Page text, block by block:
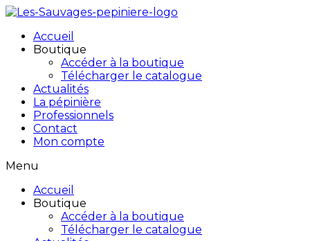
Accueil
Boutique
Accéder à la boutique
Télécharger le catalogue
Actualités
La pépinière
Professionnels
Contact
Mon compte
Menu
Accueil
Boutique
Accéder à la boutique
Télécharger le catalogue